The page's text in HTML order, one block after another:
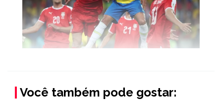
Você também pode gostar: